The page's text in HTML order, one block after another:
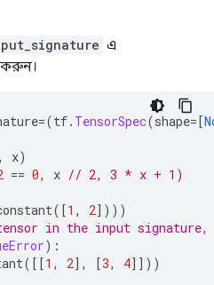
এ
করুন।
=(tf. TensorSpec(shape=[
, x)
== 0, x // 2, 3 * x + 1)
([1 , 2])))
in the input
):
([[1 , 2], [3, 4]]))